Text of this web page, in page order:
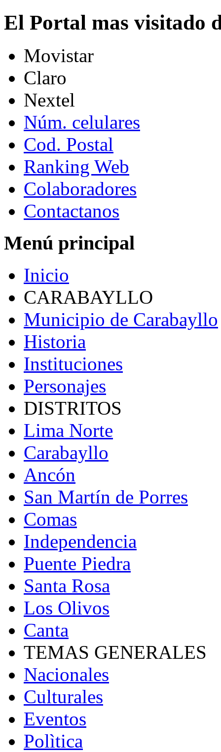
El Portal mas visitado
Movistar
Claro
Nextel
Núm. celulares
Cod. Postal
Ranking Web
Colaboradores
Contactanos
Menú principal
Inicio
CARABAYLLO
Municipio de Carabayllo
Historia
Instituciones
Personajes
DISTRITOS
Lima Norte
Carabayllo
Ancón
San Martín de Porres
Comas
Independencia
Puente Piedra
Santa Rosa
Los Olivos
Canta
TEMAS GENERALES
Nacionales
Culturales
Eventos
Polìtica